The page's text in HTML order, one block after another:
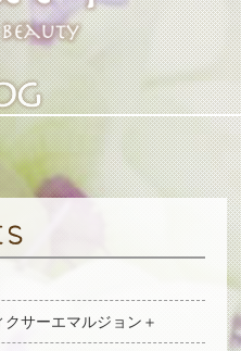
サーエマルジョン＋